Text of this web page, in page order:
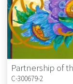
C-300679-2